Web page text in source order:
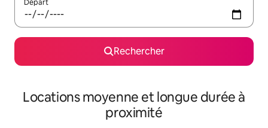
Départ
Rechercher
Locations moyenne et longue durée à
proximité